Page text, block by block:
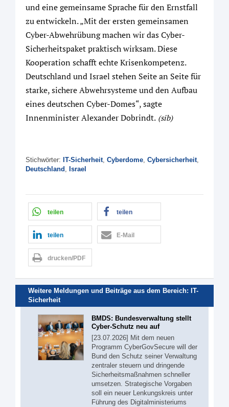
und eine gemeinsame Sprache für den Ernstfall
zu entwickeln. „Mit der ersten gemeinsamen
Cyber-Abwehrübung machen wir das Cyber-
Sicherheitspaket praktisch wirksam. Diese
Kooperation schafft echte Krisenkompetenz.
Deutschland und Israel stehen Seite an Seite für
starke, sichere Abwehrsysteme und den Aufbau
eines deutschen Cyber-Domes“, sagte
Innenminister Alexander Dobrindt. (sib)
Stichwörter: IT-Sicherheit, Cyberdome, Cybersicherheit,
Deutschland , Israel
teilen teilen
teilen E-Mail
drucken/PDF
Weitere Meldungen und Beiträge aus dem Bereich: IT-
Sicherheit
BMDS: Bundesverwaltung stellt
Cyber-Schutz neu auf
[23.07.2026] Mit dem neuen
Programm CyberGovSecure will der
Bund den Schutz seiner Verwaltung
zentraler steuern und dringende
Sicherheitsmaßnahmen schneller
umsetzen. Strategische Vorgaben
soll ein neuer Lenkungskreis unter
Führung des Digitalministeriums